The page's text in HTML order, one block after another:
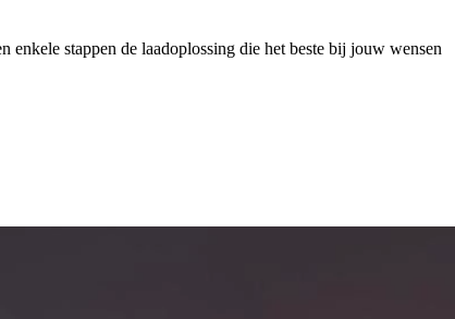
stappen de laadoplossing die het beste bij jouw wensen